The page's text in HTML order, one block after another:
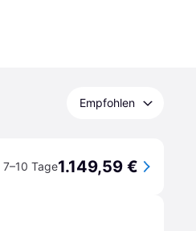
Empfohlen
7–10 Tage1.149,59 €